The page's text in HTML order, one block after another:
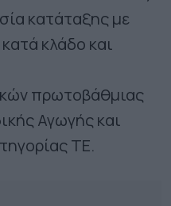
κατάταξης με
κλάδο και
πρωτοβάθμιας
Αγωγής και
ΤΕ.